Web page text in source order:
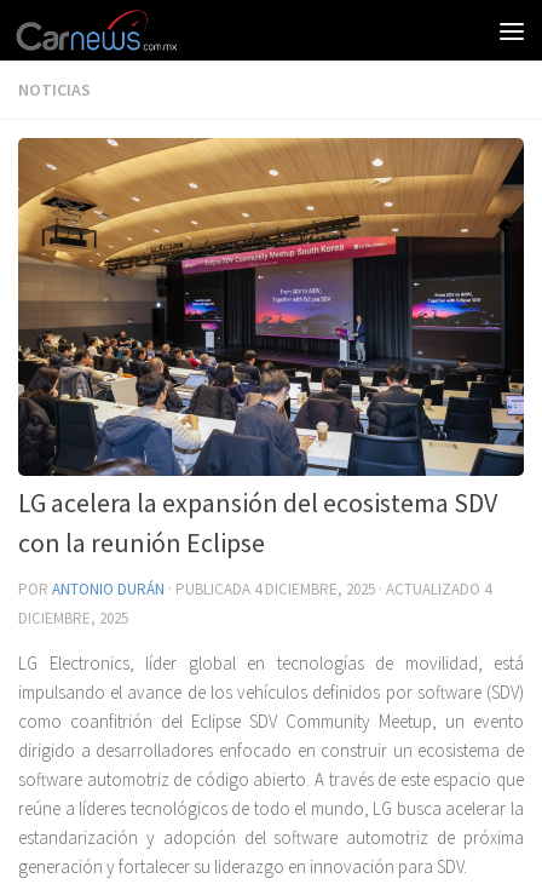
NOTICIAS
LG acelera la expansión del ecosistema SDV
con la reunión Eclipse
POR ANTONIO DURÁN · PUBLICADA 4 DICIEMBRE, 2025 · ACTUALIZADO 4
DICIEMBRE, 2025
LG Electronics, líder global en tecnologías de movilidad, está
impulsando el avance de los vehículos definidos por software (SDV)
como coanfitrión del Eclipse SDV Community Meetup, un evento
dirigido a desarrolladores enfocado en construir un ecosistema de
software automotriz de código abierto. A través de este espacio que
reúne a líderes tecnológicos de todo el mundo, LG busca acelerar la
estandarización y adopción del software automotriz de próxima
generación y fortalecer su liderazgo en innovación para SDV.